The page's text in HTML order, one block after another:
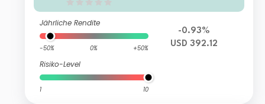
Jährliche Rendite
-50% 0% +50%
Risiko-Level
1 10
-0.93%
USD 392.12